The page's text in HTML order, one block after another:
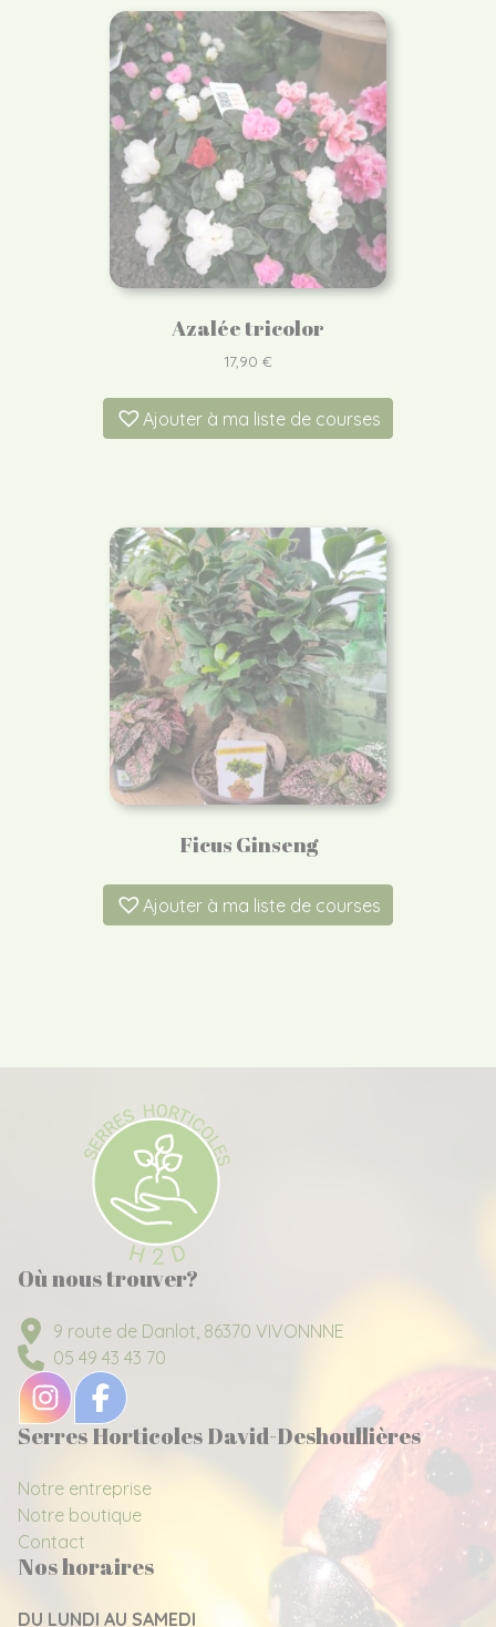
Azalée tricolor
17,90 €
Ajouter à ma liste de courses
Ficus Ginseng
Ajouter à ma liste de courses
Où nous trouver?
9 route de Danlot, 86370 VIVONNNE
05 49 43 43 70
Serres Horticoles David-Deshoullières
Notre entreprise
Notre boutique
Contact
Nos horaires
DU LUNDI AU SAMEDI